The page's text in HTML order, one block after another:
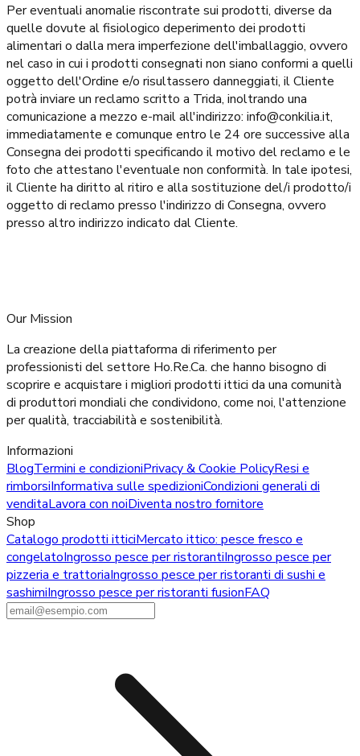
Per eventuali anomalie riscontrate sui prodotti, diverse da
quelle dovute al fisiologico deperimento dei prodotti
alimentari o dalla mera imperfezione dell'imballaggio, ovvero
nel caso in cui i prodotti consegnati non siano conformi a quelli
oggetto dell'Ordine e/o risultassero danneggiati, il Cliente
potrà inviare un reclamo scritto a Trida, inoltrando una
comunicazione a mezzo e-mail all'indirizzo: info@conkilia.it,
immediatamente e comunque entro le 24 ore successive alla
Consegna dei prodotti specificando il motivo del reclamo e le
foto che attestano l'eventuale non conformità. In tale ipotesi,
il Cliente ha diritto al ritiro e alla sostituzione del/i prodotto/i
oggetto di reclamo presso l'indirizzo di Consegna, ovvero
presso altro indirizzo indicato dal Cliente.
Our Mission
La creazione della piattaforma di riferimento per
professionisti del settore Ho.Re.Ca. che hanno bisogno di
scoprire e acquistare i migliori prodotti ittici da una comunità
di produttori mondiali che condividono, come noi, l'attenzione
per qualità, tracciabilità e sostenibilità.
Informazioni
BlogTermini e condizioniPrivacy & Cookie PolicyResi e
rimborsiInformativa sulle spedizioniCondizioni generali di
venditaLavora con noiDiventa nostro fornitore
Shop
Catalogo prodotti itticiMercato ittico: pesce fresco e
congelatoIngrosso pesce per ristorantiIngrosso pesce per
pizzeria e trattoriaIngrosso pesce per ristoranti di sushi e
sashimiIngrosso pesce per ristoranti fusionFAQ